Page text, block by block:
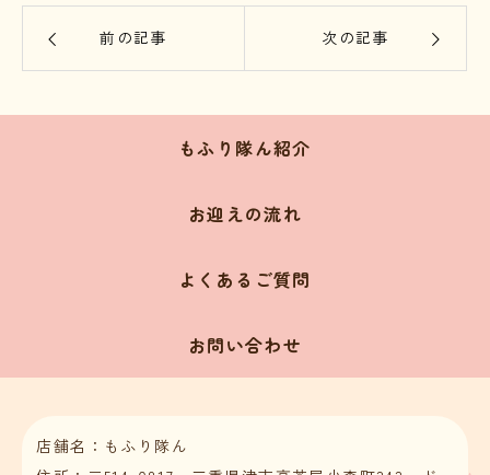
前の記事 次の記事
もふり隊ん紹介
お迎えの流れ
よくあるご質問
お問い合わせ
店舗名：もふり隊ん